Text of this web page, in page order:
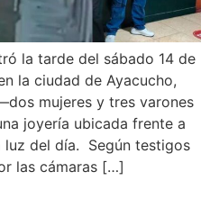
la tarde del sábado 14 de
la ciudad de Ayacucho,
mujeres y tres varones
joyería ubicada frente a
luz del día. Según testigos
las cámaras […]